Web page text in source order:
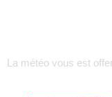
choisir son
toulouse, lyon,
La météo vous est